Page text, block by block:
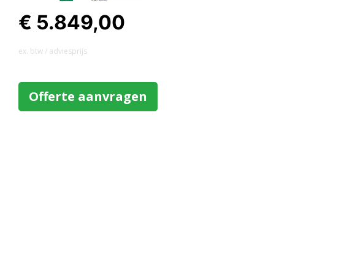
€ 5.849,00
ex. btw / adviesprijs
Offerte aanvragen